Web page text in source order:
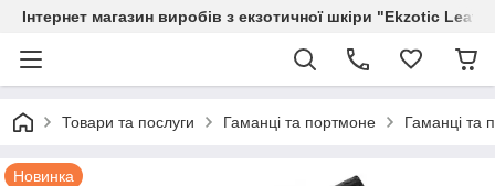
Інтернет магазин виробів з екзотичної шкіри "Ekzotic
Товари та послуги Гаманці та портмоне Гаманці та
Новинка